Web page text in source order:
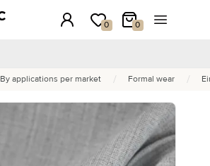
Anmeldung
0
Meine Wunschliste
0
Mein Warenkorb
Menü
By applications per market / Formal wear /